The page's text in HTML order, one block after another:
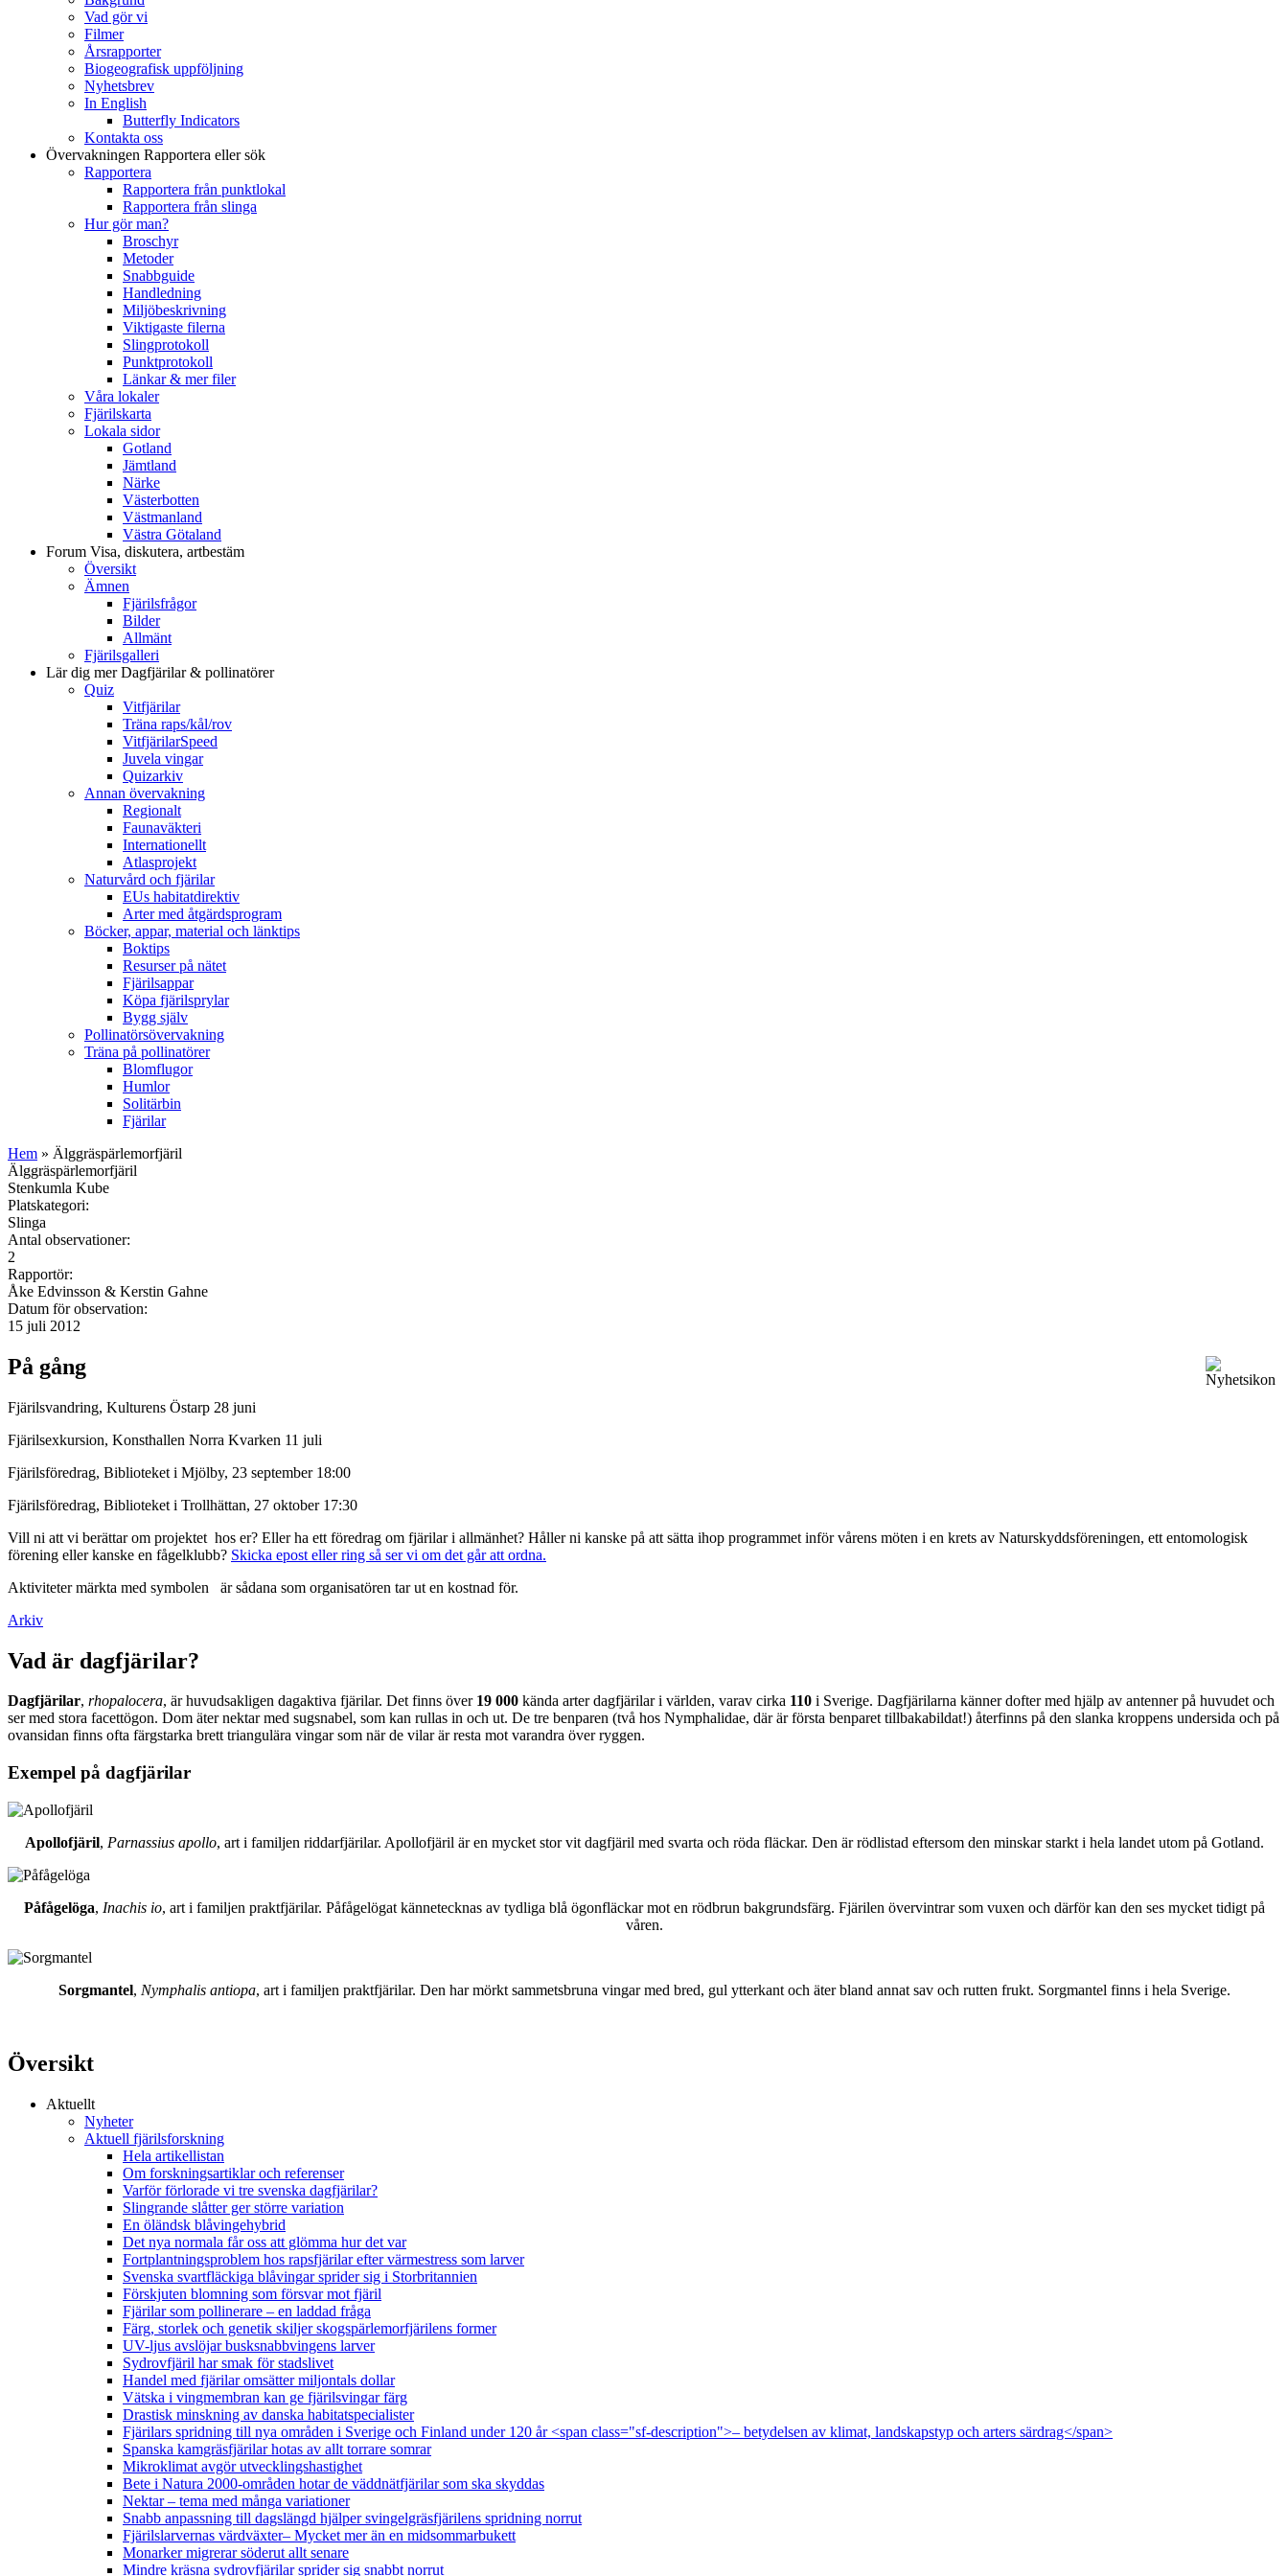
Vad gör vi
Filmer
Årsrapporter
Biogeografisk uppföljning
Nyhetsbrev
In English
Butterfly Indicators
Kontakta oss
Övervakningen Rapportera eller sök
Rapportera
Rapportera från punktlokal
Rapportera från slinga
Hur gör man?
Broschyr
Metoder
Snabbguide
Handledning
Miljöbeskrivning
Viktigaste filerna
Slingprotokoll
Punktprotokoll
Länkar & mer filer
Våra lokaler
Fjärilskarta
Lokala sidor
Gotland
Jämtland
Närke
Västerbotten
Västmanland
Västra Götaland
Forum Visa, diskutera, artbestäm
Översikt
Ämnen
Fjärilsfrågor
Bilder
Allmänt
Fjärilsgalleri
Lär dig merDagfjärilar & pollinatörer
Quiz
Vitfjärilar
Träna raps/kål/rov
VitfjärilarSpeed
Juvela vingar
Quizarkiv
Annan övervakning
Regionalt
Faunaväkteri
Internationellt
Atlasprojekt
Naturvård och fjärilar
EUs habitatdirektiv
Arter med åtgärdsprogram
Böcker, appar, material och länktips
Boktips
Resurser på nätet
Fjärilsappar
Köpa fjärilsprylar
Bygg själv
Pollinatörsövervakning
Träna på pollinatörer
Blomflugor
Humlor
Solitärbin
Fjärilar
Hem » Älggräspärlemorfjäril
Älggräspärlemorfjäril
Stenkumla Kube
Platskategori:
Slinga
Antal observationer:
2
Rapportör:
Åke Edvinsson & Kerstin Gahne
Datum för observation:
15 juli 2012
På gång
Fjärilsvandring, Kulturens Östarp 28 juni
Fjärilsexkursion, Konsthallen Norra Kvarken 11 juli
Fjärilsföredrag, Biblioteket i Mjölby, 23 september 18:00
Fjärilsföredrag, Biblioteket i Trollhättan, 27 oktober 17:30
Vill ni att vi berättar om projektet hos er? Eller ha ett föredrag om fjärilar i allmänhet? Håller ni kanske på att sätta ihop programmet inför vårens möten i en krets av Naturskyddsföreningen, ett entomologisk
förening eller kanske en fågelklubb? Skicka epost eller ring så ser vi om det går att ordna.
Aktiviteter märkta med symbolen
är sådana som organisatören tar ut en kostnad för.
Arkiv
Vad är dagfjärilar?
Dagfjärilar, rhopalocera, är huvudsakligen dagaktiva fjärilar. Det finns över 19 000 kända arter dagfjärilar i världen, varav cirka 110 i Sverige. Dagfjärilarna känner dofter med hjälp av antenner på huvudet och
ser med stora facettögon. Dom äter nektar med sugsnabel, som kan rullas in och ut. De tre benparen (två hos Nymphalidae, där är första benparet tillbakabildat!) återfinns på den slanka kroppens undersida och på
ovansidan finns ofta färgstarka brett triangulära vingar som när de vilar är resta mot varandra över ryggen.
Exempel på dagfjärilar
Apollofjäril, Parnassius apollo, art i familjen riddarfjärilar. Apollofjäril är en mycket stor vit dagfjäril med svarta och röda fläckar. Den är rödlistad eftersom den minskar starkt i hela landet utom på Gotland.
Påfågelöga, Inachis io, art i familjen praktfjärilar. Påfågelögat kännetecknas av tydliga blå ögonfläckar mot en rödbrun bakgrundsfärg. Fjärilen övervintrar som vuxen och därför kan den ses mycket tidigt på
våren.
Sorgmantel, Nymphalis antiopa, art i familjen praktfjärilar. Den har mörkt sammetsbruna vingar med bred, gul ytterkant och äter bland annat sav och rutten frukt. Sorgmantel finns i hela Sverige.
Översikt
Aktuellt
Nyheter
Aktuell fjärilsforskning
Hela artikellistan
Om forskningsartiklar och referenser
Varför förlorade vi tre svenska dagfjärilar?
Slingrande slåtter ger större variation
En öländsk blåvingehybrid
Det nya normala får oss att glömma hur det var
Fortplantningsproblem hos rapsfjärilar efter värmestress som larver
Svenska svartfläckiga blåvingar sprider sig i Storbritannien
Förskjuten blomning som försvar mot fjäril
Fjärilar som pollinerare – en laddad fråga
Färg, storlek och genetik skiljer skogspärlemorfjärilens former
UV-ljus avslöjar busksnabbvingens larver
Sydrovfjäril har smak för stadslivet
Handel med fjärilar omsätter miljontals dollar
Vätska i vingmembran kan ge fjärilsvingar färg
Drastisk minskning av danska habitatspecialister
Fjärilars spridning till nya områden i Sverige och Finland under 120 år <span class="sf-description">– betydelsen av klimat, landskapstyp och arters särdrag</span>
Spanska kamgräsfjärilar hotas av allt torrare somrar
Mikroklimat avgör utvecklingshastighet
Bete i Natura 2000-områden hotar de väddnätfjärilar som ska skyddas
Nektar – tema med många variationer
Snabb anpassning till dagslängd hjälper svingelgräsfjärilens spridning norrut
Fjärilslarvernas värdväxter– Mycket mer än en midsommarbukett
Monarker migrerar söderut allt senare
Mindre kräsna sydrovfjärilar sprider sig snabbt norrut